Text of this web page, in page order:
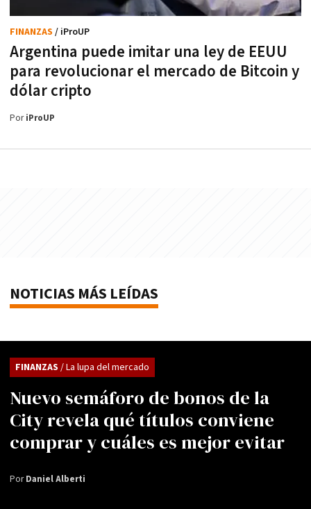
Argentina puede imitar una ley de EEUU
para revolucionar el mercado de Bitcoin y
dólar cripto
FINANZAS / iProUP
PoriProUP
NOTICIAS MÁS LEÍDAS
Nuevo semáforo de bonos de la
City revela qué títulos conviene
comprar y cuáles es mejor evitar
FINANZAS / La lupa del mercado
PorDaniel Alberti